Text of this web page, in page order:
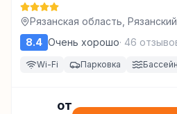
Рязанская область,
Клепики, 13 км, д. 25, Рязань
8.4 Очень хорошо· 46
Wi-Fi Парковка Бассейн
от